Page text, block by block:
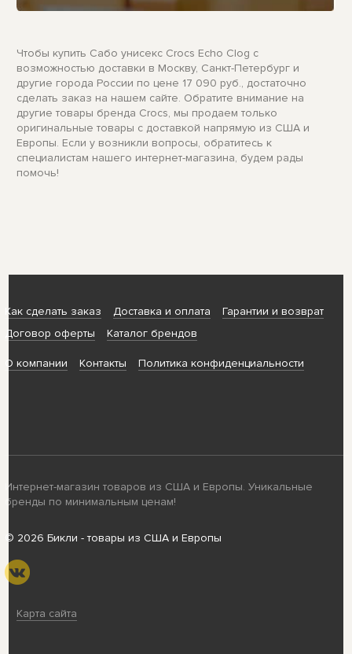
Чтобы купить Сабо унисекс Crocs Echo Clog с
возможностью доставки в Москву, Санкт-Петербург и
другие города России по цене 17 090 руб., достаточно
сделать заказ на нашем сайте. Обратите внимание на
другие товары бренда Crocs, мы продаем только
оригинальные товары с доставкой напрямую из США и
Европы. Если у возникли вопросы, обратитесь к
специалистам нашего интернет-магазина, будем рады
помочь!
Как сделать заказ Доставка и оплата
Гарантии и возврат
Договор оферты
Каталог брендов
О компании Контакты Политика конфиденциальности
Интернет-магазин товаров из США и Европы. Уникальные
бренды по минимальным ценам!
© 2026 Бикли - товары из США и Европы
Карта сайта